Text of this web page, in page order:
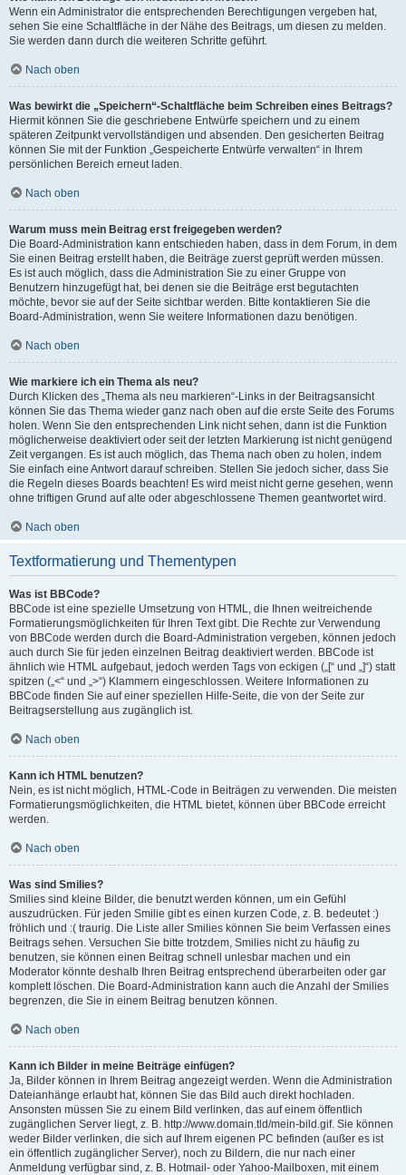
Wenn ein Administrator die entsprechenden Berechtigungen vergeben hat,
sehen Sie eine Schaltfläche in der Nähe des Beitrags, um diesen zu melden.
Sie werden dann durch die weiteren Schritte geführt.
Nach oben
Was bewirkt die „Speichern“-Schaltfläche beim Schreiben eines Beitrags?
Hiermit können Sie die geschriebene Entwürfe speichern und zu einem
späteren Zeitpunkt vervollständigen und absenden. Den gesicherten Beitrag
können Sie mit der Funktion „Gespeicherte Entwürfe verwalten“ in Ihrem
persönlichen Bereich erneut laden.
Nach oben
Warum muss mein Beitrag erst freigegeben werden?
Die Board-Administration kann entschieden haben, dass in dem Forum, in dem
Sie einen Beitrag erstellt haben, die Beiträge zuerst geprüft werden müssen.
Es ist auch möglich, dass die Administration Sie zu einer Gruppe von
Benutzern hinzugefügt hat, bei denen sie die Beiträge erst begutachten
möchte, bevor sie auf der Seite sichtbar werden. Bitte kontaktieren Sie die
Board-Administration, wenn Sie weitere Informationen dazu benötigen.
Nach oben
Wie markiere ich ein Thema als neu?
Durch Klicken des „Thema als neu markieren“-Links in der Beitragsansicht
können Sie das Thema wieder ganz nach oben auf die erste Seite des Forums
holen. Wenn Sie den entsprechenden Link nicht sehen, dann ist die Funktion
möglicherweise deaktiviert oder seit der letzten Markierung ist nicht genügend
Zeit vergangen. Es ist auch möglich, das Thema nach oben zu holen, indem
Sie einfach eine Antwort darauf schreiben. Stellen Sie jedoch sicher, dass Sie
die Regeln dieses Boards beachten! Es wird meist nicht gerne gesehen, wenn
ohne triftigen Grund auf alte oder abgeschlossene Themen geantwortet wird.
Nach oben
Textformatierung und Thementypen
Was ist BBCode?
BBCode ist eine spezielle Umsetzung von HTML, die Ihnen weitreichende
Formatierungsmöglichkeiten für Ihren Text gibt. Die Rechte zur Verwendung
von BBCode werden durch die Board-Administration vergeben, können jedoch
auch durch Sie für jeden einzelnen Beitrag deaktiviert werden. BBCode ist
ähnlich wie HTML aufgebaut, jedoch werden Tags von eckigen („[“ und „]“) statt
spitzen („<“ und „>“) Klammern eingeschlossen. Weitere Informationen zu
BBCode finden Sie auf einer speziellen Hilfe-Seite, die von der Seite zur
Beitragserstellung aus zugänglich ist.
Nach oben
Kann ich HTML benutzen?
Nein, es ist nicht möglich, HTML-Code in Beiträgen zu verwenden. Die meisten
Formatierungsmöglichkeiten, die HTML bietet, können über BBCode erreicht
werden.
Nach oben
Was sind Smilies?
Smilies sind kleine Bilder, die benutzt werden können, um ein Gefühl
auszudrücken. Für jeden Smilie gibt es einen kurzen Code, z. B. bedeutet :)
fröhlich und :( traurig. Die Liste aller Smilies können Sie beim Verfassen eines
Beitrags sehen. Versuchen Sie bitte trotzdem, Smilies nicht zu häufig zu
benutzen, sie können einen Beitrag schnell unlesbar machen und ein
Moderator könnte deshalb Ihren Beitrag entsprechend überarbeiten oder gar
komplett löschen. Die Board-Administration kann auch die Anzahl der Smilies
begrenzen, die Sie in einem Beitrag benutzen können.
Nach oben
Kann ich Bilder in meine Beiträge einfügen?
Ja, Bilder können in Ihrem Beitrag angezeigt werden. Wenn die Administration
Dateianhänge erlaubt hat, können Sie das Bild auch direkt hochladen.
Ansonsten müssen Sie zu einem Bild verlinken, das auf einem öffentlich
zugänglichen Server liegt, z. B. http://www.domain.tld/mein-bild.gif. Sie können
weder Bilder verlinken, die sich auf Ihrem eigenen PC befinden (außer es ist
ein öffentlich zugänglicher Server), noch zu Bildern, die nur nach einer
Anmeldung verfügbar sind, z. B. Hotmail- oder Yahoo-Mailboxen, mit einem